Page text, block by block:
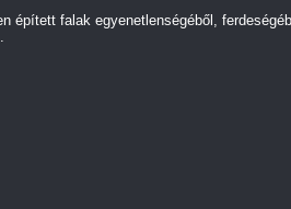
épített falak egyenetlenségéből,